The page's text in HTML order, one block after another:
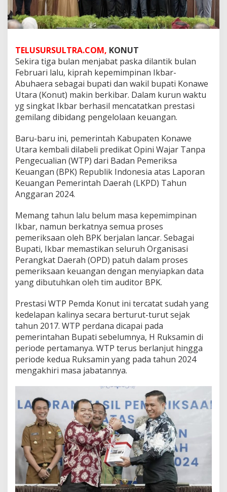
TELUSURSULTRA.COM, KONUT
Sekira tiga bulan menjabat paska dilantik bulan
Februari lalu, kiprah kepemimpinan Ikbar-
Abuhaera sebagai bupati dan wakil bupati Konawe
Utara (Konut) makin berkibar. Dalam kurun waktu
yg singkat Ikbar berhasil mencatatkan prestasi
gemilang dibidang pengelolaan keuangan.
Baru-baru ini, pemerintah Kabupaten Konawe
Utara kembali dilabeli predikat Opini Wajar Tanpa
Pengecualian (WTP) dari Badan Pemeriksa
Keuangan (BPK) Republik Indonesia atas Laporan
Keuangan Pemerintah Daerah (LKPD) Tahun
Anggaran 2024.
Memang tahun lalu belum masa kepemimpinan
Ikbar, namun berkatnya semua proses
pemeriksaan oleh BPK berjalan lancar. Sebagai
Bupati, Ikbar memastikan seluruh Organisasi
Perangkat Daerah (OPD) patuh dalam proses
pemeriksaan keuangan dengan menyiapkan data
yang dibutuhkan oleh tim auditor BPK.
Prestasi WTP Pemda Konut ini tercatat sudah yang
kedelapan kalinya secara berturut-turut sejak
tahun 2017. WTP perdana dicapai pada
pemerintahan Bupati sebelumnya, H Ruksamin di
periode pertamanya. WTP terus berlanjut hingga
periode kedua Ruksamin yang pada tahun 2024
mengakhiri masa jabatannya.